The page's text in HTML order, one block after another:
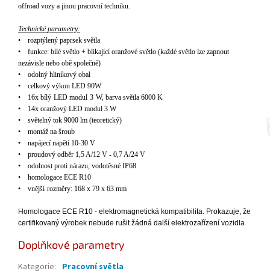
offroad vozy a jinou pracovní techniku.
Technicképarametry:
• rozptýlený paprsek světla
• funkce: bílé světlo + blikající oranžové světlo (každé světlo lze zapnout
nezávisle nebo obě společně)
• odolný hliníkový obal
• celkový výkon LED 90W
• 16x bílý LED modul 3 W, barva světla 6000 K
• 14x oranžový LED modul 3 W
• světelný tok 9000 lm (teoretický)
• montáž na šroub
• napájecí napětí 10-30 V
• proudový odběr 1,5 A/12 V - 0,7 A/24 V
• odolnost proti nárazu, vodotěsné IP68
• homologace ECE R10
• vnější rozměry: 168 x 79 x 63 mm
Homologace ECE R10 - elektromagnetická kompatibilita. Prokazuje, že
certifikovaný výrobek nebude rušit žádná další elektrozařízení vozidla
Doplňkové parametry
Kategorie: Pracovní světla